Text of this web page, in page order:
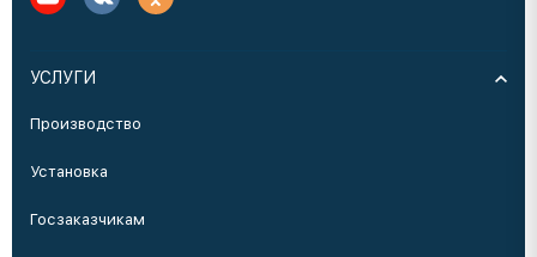
УСЛУГИ
Производство
Установка
Госзаказчикам